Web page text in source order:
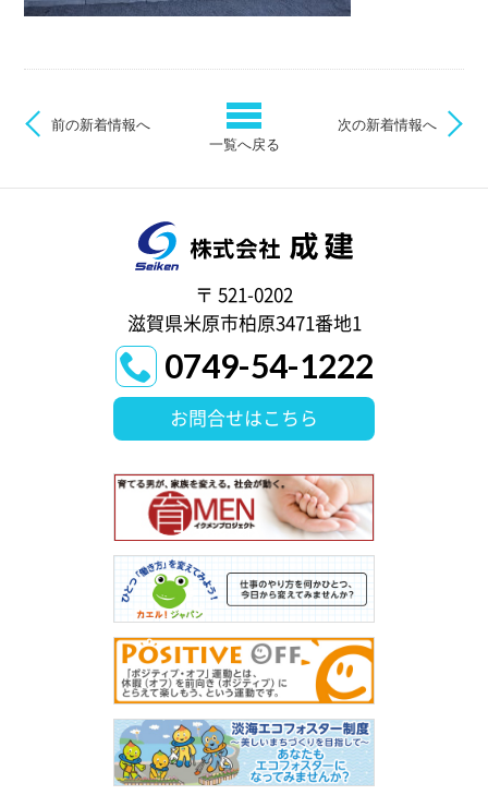
前の新着情報へ
次の新着情報へ
一覧へ戻る
〒 521-0202
滋賀県米原市柏原3471番地1
0749-54-1222
お問合せはこちら